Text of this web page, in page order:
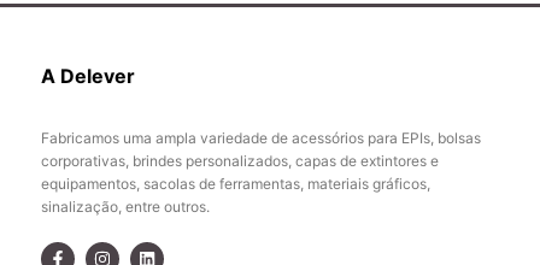
A Delever
Fabricamos uma ampla variedade de acessórios para EPIs, bolsas
corporativas, brindes personalizados, capas de extintores e
equipamentos, sacolas de ferramentas, materiais gráficos,
sinalização, entre outros.